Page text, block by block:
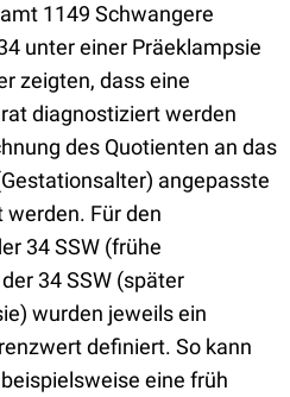
1149 Schwangere
unter einer Präeklampsie
zeigten, dass eine
diagnostiziert werden
des Quotienten an das
angepasste
Für den
34 SSW (frühe
34 SSW (später
wurden jeweils ein
definiert. So kann
eine früh